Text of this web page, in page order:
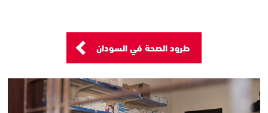
طرود الصحة في السودان